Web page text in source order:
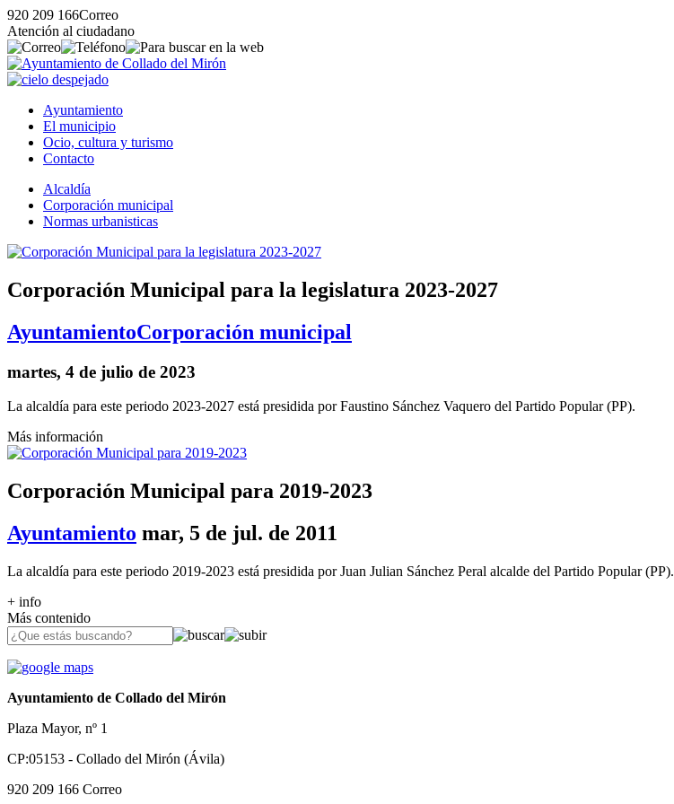
920 209 166Correo
Atención al ciudadano
Ayuntamiento
El municipio
Ocio, cultura y turismo
Contacto
Alcaldía
Corporación municipal
Normas urbanisticas
Corporación Municipal para la legislatura 2023-2027
AyuntamientoCorporación municipal
martes, 4 de julio de 2023
La alcaldía para este periodo 2023-2027 está presidida por Faustino Sánchez Vaquero del Partido Popular (PP).
Más información
Corporación Municipal para 2019-2023
Ayuntamiento mar, 5 de jul. de 2011
La alcaldía para este periodo 2019-2023 está presidida por Juan Julian Sánchez Peral alcalde del Partido Popular (PP).
+ info
Más contenido
Ayuntamiento de Collado del Mirón
Plaza Mayor, nº 1
CP:05153 - Collado del Mirón (Ávila)
920 209 166 Correo